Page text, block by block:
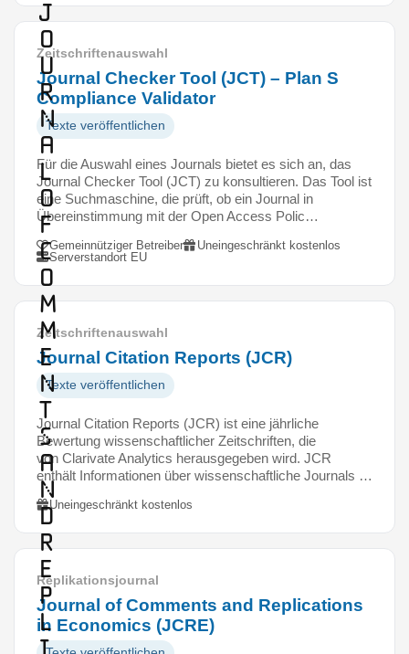
J
o
u
r
n
a
l
o
f
C
o
m
m
e
n
t
s
a
n
d
R
e
p
l
Zeitschriftenauswahl
Journal Checker Tool (JCT) – Plan S
Compliance Validator
Texte veröffentlichen
Für die Auswahl eines Journals bietet es sich an, das
Journal Checker Tool (JCT) zu konsultieren. Das Tool ist
eine Suchmaschine, die prüft, ob ein Journal in
Übereinstimmung mit der Open Access Polic…
Gemeinnütziger Betreiber
Uneingeschränkt kostenlos
Serverstandort EU
Zeitschriftenauswahl
Journal Citation Reports (JCR)
Texte veröffentlichen
Journal Citation Reports (JCR) ist eine jährliche
Bewertung wissenschaftlicher Zeitschriften, die
von Clarivate Analytics herausgegeben wird. JCR
enthält Informationen über wissenschaftliche Journals …
Uneingeschränkt kostenlos
Replikationsjournal
Journal of Comments and Replications
in Economics (JCRE)